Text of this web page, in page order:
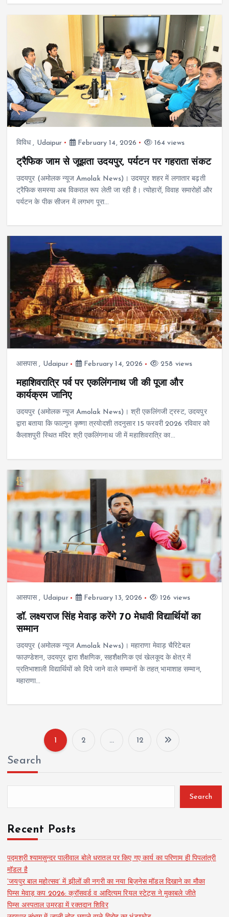
विविध, Udaipur February 14, 2026 164 views
ट्रैफिक जाम से जूझता उदयपुर, पर्यटन पर गहराता संकट
उदयपुर (अमोलक न्यूज Amolak News)। उदयपुर शहर में लगातार बढ़ती
ट्रैफिक समस्या अब विकराल रूप लेती जा रही है। त्योहारों, विवाह समारोहों और
पर्यटन के पीक सीजन में लगभग पूरा…
आसपास, Udaipur February 14, 2026 258 views
महाशिवरात्रि पर्व पर एकलिंगनाथ जी की पूजा और
कार्यक्रम जानिए
उदयपुर (अमोलक न्यूज Amolak News)। श्री एकलिंगजी ट्रस्ट, उदयपुर
द्वारा बताया कि फाल्गुन कृष्णा त्रयोदशी तदनुसार 15 फरवरी 2026 रविवार को
कैलाशपुरी स्थित मंदिर श्री एकलिंगनाथ जी में महाशिवरात्रि का…
आसपास, Udaipur February 13, 2026 126 views
डॉ. लक्ष्यराज सिंह मेवाड़ करेंगे 70 मेधावी विद्यार्थियों का
सम्मान
उदयपुर (अमोलक न्यूज Amolak News)। महाराणा मेवाड़ चैरिटेबल
फाउण्डेशन, उदयपुर द्वारा शैक्षणिक, सहशैक्षणिक एवं खेलकूद के क्षेत्र में
प्रतिभाशाली विद्यार्थियों को दिये जाने वाले सम्मानों के तहत् भामाशाह सम्मान,
महाराणा…
s
s
p
a
1 2 … 12
Search
Search
Recent Posts
पद्मश्री श्यामसुन्दर पालीवाल बोले धरातल पर किए गए कार्य का परिणाम ही पिपलांत्री
मॉडल है
‘जयपुर बाल महोत्सव’ में झीलों की नगरी का नया बिज़नेस मॉडल दिखाने का मौका
पिम्स मेवाड़ कप 2026: क्रॉसवर्ड व आदित्यम रियल स्टेट्स ने मुकाबले जीते
पिम्स अस्पताल उमरडा में रक्तदान शिविर